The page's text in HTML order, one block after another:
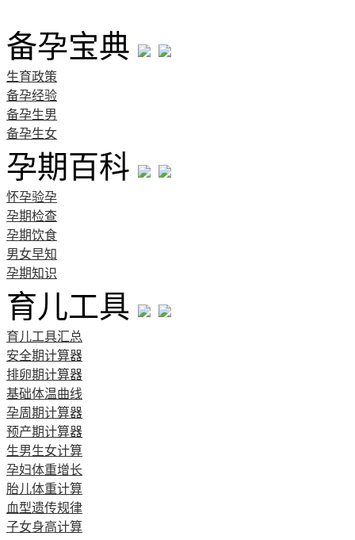
备孕宝典
生育政策
备孕经验
备孕生男
备孕生女
孕期百科
怀孕验孕
孕期检查
孕期饮食
男女早知
孕期知识
育儿工具
育儿工具汇总
安全期计算器
排卵期计算器
基础体温曲线
孕周期计算器
预产期计算器
生男生女计算
孕妇体重增长
胎儿体重计算
血型遗传规律
子女身高计算